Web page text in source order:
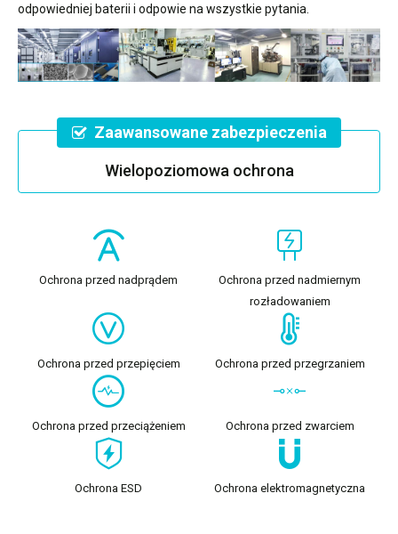
odpowiedniej baterii i odpowie na wszystkie pytania.
Zaawansowane zabezpieczenia
Wielopoziomowa ochrona
Ochrona przed nadprądem
Ochrona przed nadmiernym
rozładowaniem
Ochrona przed przepięciem Ochrona przed przegrzaniem
Ochrona przed przeciążeniem Ochrona przed zwarciem
Ochrona ESD Ochrona elektromagnetyczna